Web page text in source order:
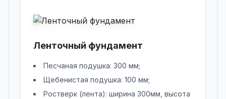
Ленточный фундамент
Песчаная подушка: 300 мм;
Щебенистая подушка: 100 мм;
Ростверк (лента): ширина 300мм, высота